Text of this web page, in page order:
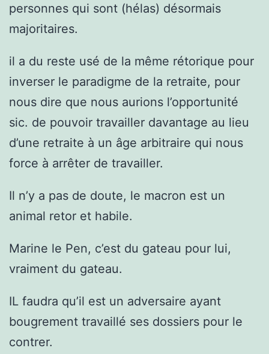
personnes qui sont (hélas) désormais
majoritaires.
il a du reste usé de la même rétorique pour
inverser le paradigme de la retraite, pour
nous dire que nous aurions l’opportunité
sic. de pouvoir travailler davantage au lieu
d’une retraite à un âge arbitraire qui nous
force à arrêter de travailler.
Il n’y a pas de doute, le macron est un
animal retor et habile.
Marine le Pen, c’est du gateau pour lui,
vraiment du gateau.
IL faudra qu’il est un adversaire ayant
bougrement travaillé ses dossiers pour le
contrer.